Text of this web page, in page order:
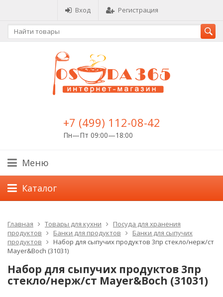
Вход Регистрация
+7 (499) 112-08-42
Пн—Пт 09:00—18:00
Меню
Каталог
Главная Товары для кухни
Посуда для хранения
продуктов
Банки для продуктов
Банки для сыпучих
продуктов
Набор для сыпучих продуктов 3пр стекло/нерж/ст
Mayer&Boch (31031)
Набор для сыпучих продуктов 3пр
стекло/нерж/ст Mayer&Boch (31031)